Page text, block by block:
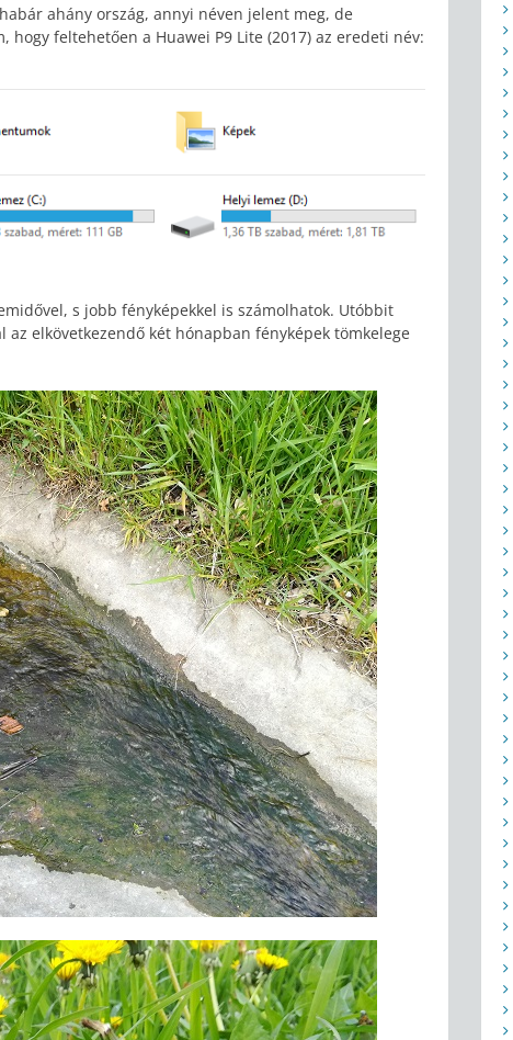
ahány ország, annyi néven jelent meg, de
feltehetően a Huawei P9 Lite (2017) az eredeti név:
s jobb fényképekkel is számolhatok. Utóbbit
elkövetkezendő két hónapban fényképek tömkelege